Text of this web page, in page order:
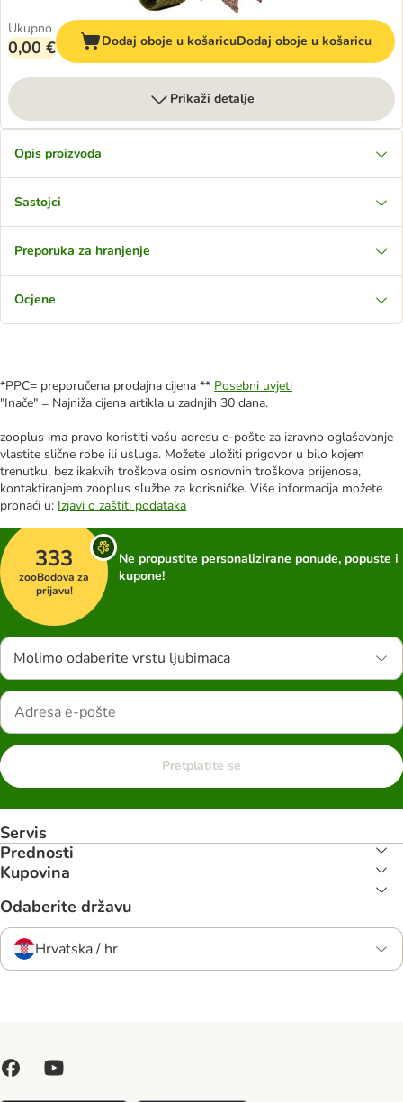
Ukupno
0,00 € Dodaj oboje u košaricuDodaj oboje u košaricu
Prikaži detalje
Opis proizvoda
Sastojci
Preporuka za hranjenje
Ocjene
*PPC= preporučena prodajna cijena ** Posebni uvjeti
"Inače" = Najniža cijena artikla u zadnjih 30 dana.
zooplus ima pravo koristiti vašu adresu e-pošte za izravno oglašavanje
vlastite slične robe ili usluga. Možete uložiti prigovor u bilo kojem
trenutku, bez ikakvih troškova osim osnovnih troškova prijenosa,
kontaktiranjem zooplus službe za korisničke. Više informacija možete
pronaći u: Izjavi o zaštiti podataka
333
zooBodova za
prijavu!
Ne propustite personalizirane ponude, popuste i
kupone!
Molimo odaberite vrstu ljubimaca
Pretplatite se
Servis
Prednosti
Kupovina
Odaberite državu
Hrvatska / hr